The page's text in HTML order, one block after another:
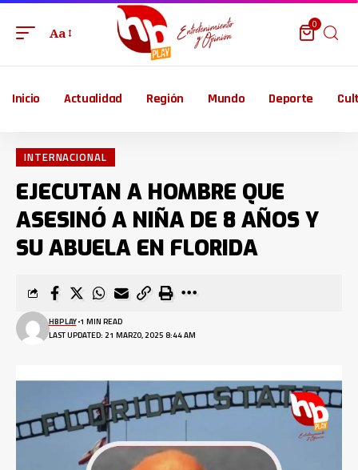
Aa
0
Inicio Actualidad Región Mundo Deporte
INTERNACIONAL
EJECUTAN A HOMBRE QUE
ASESINÓ A NIÑA DE 8 AÑOS Y
SU ABUELA EN FLORIDA
LAST UPDATED: 21 MARZO, 2025 8:44 AM
HBPLAY 1 MIN READ